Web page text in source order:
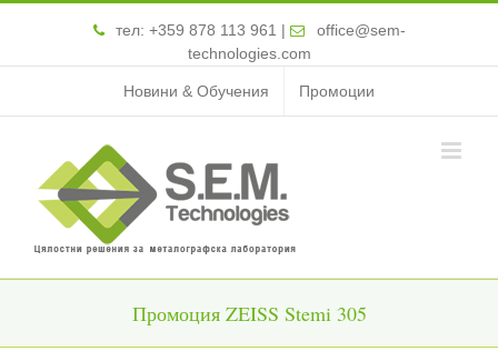
тел: +359 878 113 961 |
office@sem-
technologies.com
Новини & Обучения Промоции
Промоция ZEISS Stemi 305